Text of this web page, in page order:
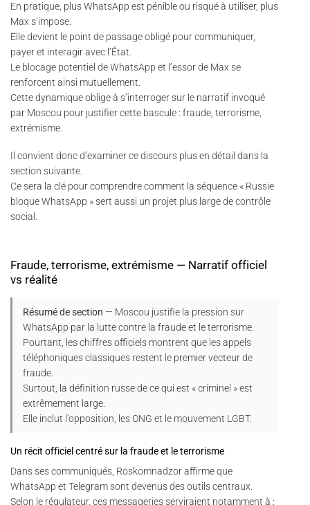
En pratique, plus WhatsApp est pénible ou risqué à utiliser, plus
Max s’impose.
Elle devient le point de passage obligé pour communiquer,
payer et interagir avec l’État.
Le blocage potentiel de WhatsApp et l’essor de Max se
renforcent ainsi mutuellement.
Cette dynamique oblige à s’interroger sur le narratif invoqué
par Moscou pour justifier cette bascule : fraude, terrorisme,
extrémisme.
Il convient donc d’examiner ce discours plus en détail dans la
section suivante.
Ce sera la clé pour comprendre comment la séquence « Russie
bloque WhatsApp » sert aussi un projet plus large de contrôle
social.
Fraude, terrorisme, extrémisme — Narratif officiel
vs réalité
Résumé de section — Moscou justifie la pression sur
WhatsApp par la lutte contre la fraude et le terrorisme.
Pourtant, les chiffres officiels montrent que les appels
téléphoniques classiques restent le premier vecteur de
fraude.
Surtout, la définition russe de ce qui est « criminel » est
extrêmement large.
Elle inclut l’opposition, les ONG et le mouvement LGBT.
Un récit officiel centré sur la fraude et le terrorisme
Dans ses communiqués, Roskomnadzor affirme que
WhatsApp et Telegram sont devenus des outils centraux.
Selon le régulateur, ces messageries serviraient notamment à :